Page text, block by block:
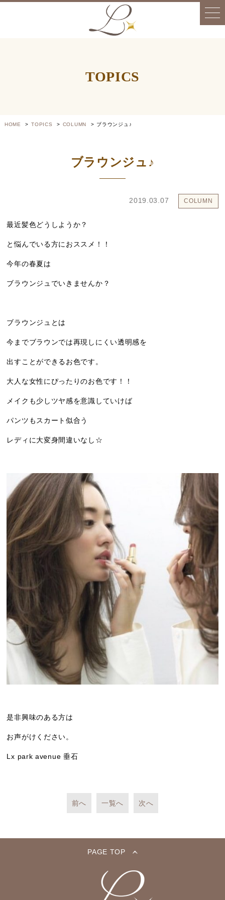
TOPICS
HOME TOPICS COLUMN ブラウンジュ♪
ブラウンジュ♪
2019.03.07 COLUMN
最近髪色どうしようか？
と悩んでいる方におススメ！！
今年の春夏は
ブラウンジュでいきませんか？
ブラウンジュとは
今までブラウンでは再現しにくい透明感を
出すことができるお色です。
大人な女性にぴったりのお色です！！
メイクも少しツヤ感を意識していけば
パンツもスカート似合う
レディに大変身間違いなし☆
是非興味のある方は
お声がけください。
Lx park avenue 垂石
前へ 一覧へ 次へ
PAGE TOP